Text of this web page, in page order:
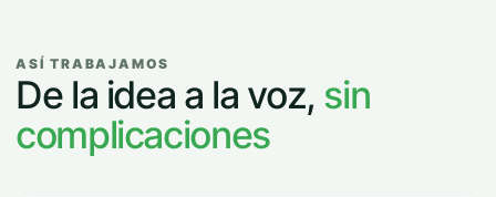
ASÍ TRABAJAMOS
De la idea a la voz, sin
complicaciones